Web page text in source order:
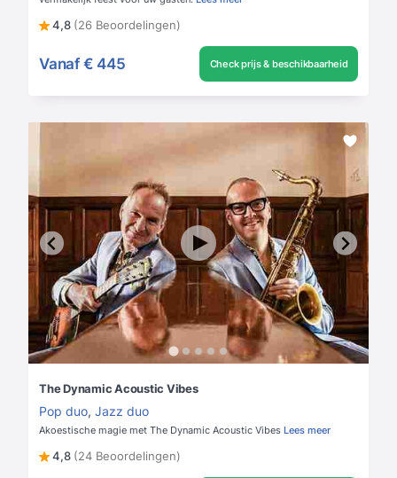
4,8 (26 Beoordelingen)
Vanaf € 445 Check prijs & beschikbaarheid
The Dynamic Acoustic Vibes
Pop duo, Jazz duo
Akoestische magie met The Dynamic Acoustic Vibes Lees meer
4,8 (24 Beoordelingen)